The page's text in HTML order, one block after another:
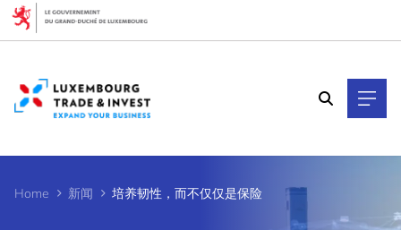
Home 新闻 培养韧性，而不仅仅是保险
Cookies management panel